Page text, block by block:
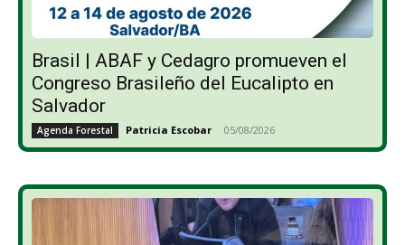
Brasil | ABAF y Cedagro promueven el
Congreso Brasileño del Eucalipto en
Salvador
Agenda Forestal Patricia Escobar - 05/08/2026